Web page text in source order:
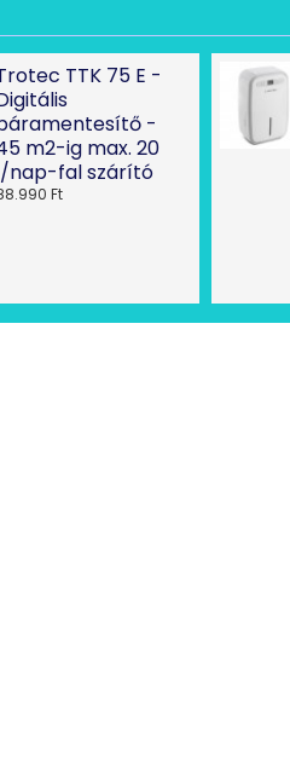
TTK 75 E -
-
m2-ig max. 20
nap-fal szárító
Ft